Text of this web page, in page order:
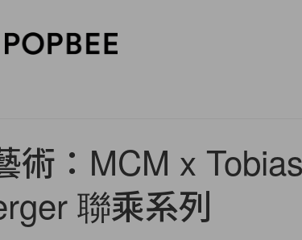
術：MCM x Tobias
聯乘系列